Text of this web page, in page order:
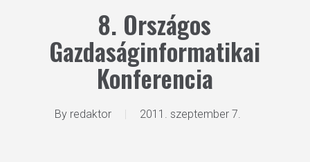
8. Országos
Gazdaságinformatikai
Konferencia
By redaktor 2011. szeptember 7.